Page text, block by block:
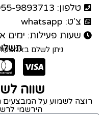
טלפון: 055-9893713
צ'ט: whatsapp
שעות פעילות: ימים א'-ה'
ניתן לשלם
שווה
רוצה לשמוע על המבצעים
הירשמי